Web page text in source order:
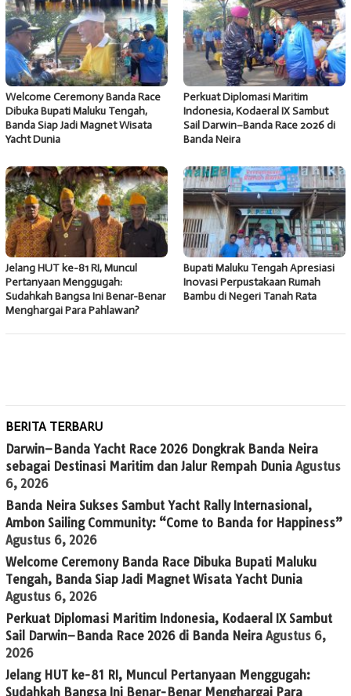
Welcome Ceremony Banda Race
Dibuka Bupati Maluku Tengah,
Banda Siap Jadi Magnet Wisata
Yacht Dunia
Perkuat Diplomasi Maritim
Indonesia, Kodaeral IX Sambut
Sail Darwin–Banda Race 2026 di
Banda Neira
Jelang HUT ke-81 RI, Muncul
Pertanyaan Menggugah:
Sudahkah Bangsa Ini Benar-Benar
Menghargai Para Pahlawan?
Bupati Maluku Tengah Apresiasi
Inovasi Perpustakaan Rumah
Bambu di Negeri Tanah Rata
BERITA TERBARU
Darwin–Banda Yacht Race 2026 Dongkrak Banda Neira
sebagai Destinasi Maritim dan Jalur Rempah Dunia Agustus
6, 2026
Banda Neira Sukses Sambut Yacht Rally Internasional,
Ambon Sailing Community: “Come to Banda for Happiness”
Agustus 6, 2026
Welcome Ceremony Banda Race Dibuka Bupati Maluku
Tengah, Banda Siap Jadi Magnet Wisata Yacht Dunia
Agustus 6, 2026
Perkuat Diplomasi Maritim Indonesia, Kodaeral IX Sambut
Sail Darwin–Banda Race 2026 di Banda Neira Agustus 6,
2026
Jelang HUT ke-81 RI, Muncul Pertanyaan Menggugah:
Sudahkah Bangsa Ini Benar-Benar Menghargai Para